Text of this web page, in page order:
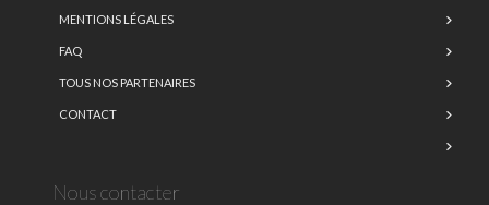
MENTIONS LÉGALES
FAQ
TOUS NOS PARTENAIRES
CONTACT
Nous contacter